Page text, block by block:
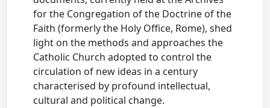
for the Congregation of the Doctrine of the
Faith (formerly the Holy Office, Rome), shed
light on the methods and approaches the
Catholic Church adopted to control the
circulation of new ideas in a century
characterised by profound intellectual,
cultural and political change.